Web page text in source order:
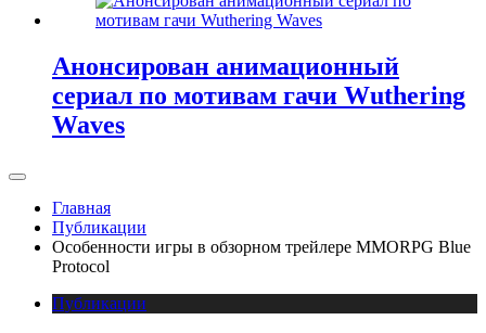
Анонсирован анимационный
сериал по мотивам гачи Wuthering
Waves
Главная
Публикации
Особенности игры в обзорном трейлере MMORPG Blue
Protocol
Публикации